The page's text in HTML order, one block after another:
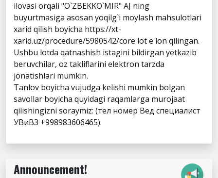
ilovasi orqali "O`ZBEKKO`MIR" AJ ning
buyurtmasiga asosan yoqilg`i moylash mahsulotlari
xarid qilish boyicha https://xt-
xarid.uz/procedure/5980542/core lot e'lon qilingan.
Ushbu lotda qatnashish istagini bildirgan yetkazib
beruvchilar, oz takliflarini elektron tarzda
jonatishlari mumkin.
Tanlov boyicha vujudga kelishi mumkin bolgan
savollar boyicha quyidagi raqamlarga murojaat
qilishingizni soraymiz: (тел номер Вед специалист
УВиВЗ +998983606465).
Announcement!